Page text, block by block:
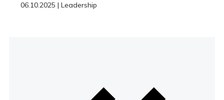
06.10.2025 | Leadership